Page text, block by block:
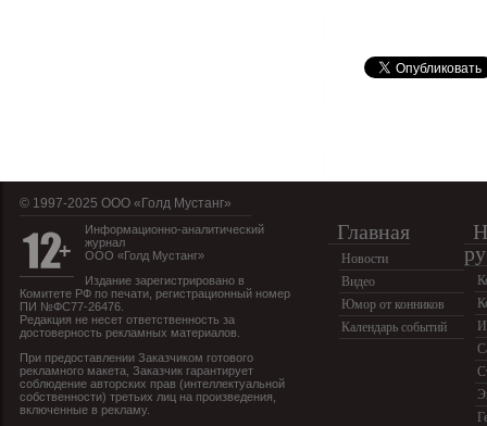
© 1997-2025 OOO «Голд Мустанг»
Информационно-аналитический
журнал
ООО «Голд Мустанг»
Издание зарегистрировано в
Комитете РФ по печати, регистрационный номер
ПИ №ФС77-26476.
Редакция не несет ответственность за
достоверность рекламных материалов.
При предоставлении Заказчиком готового
рекламного макета, Заказчик гарантирует
соблюдение авторских прав (интеллектуальной
собственности) третьих лиц на произведения,
включенные в рекламу.
Главная
Новости
Видео
Юмор от конников
Календарь событий